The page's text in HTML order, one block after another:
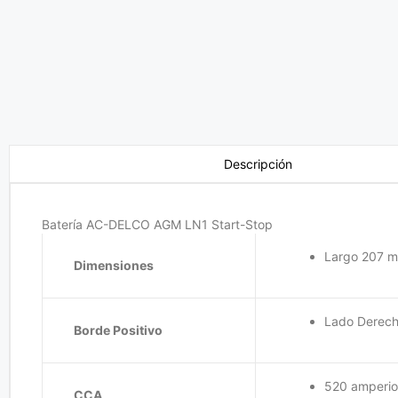
Descripción
Batería AC-DELCO AGM LN1 Start-Stop
Dimensiones
Largo 207
Borde Positivo
Lado
CCA
520